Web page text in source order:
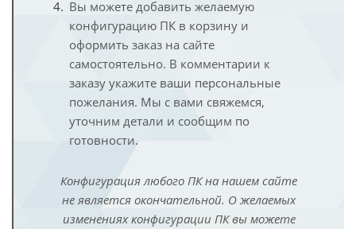
Вы можете добавить желаемую
конфигурацию ПК в корзину и
оформить заказ на сайте
самостоятельно. В комментарии к
заказу укажите ваши персональные
пожелания. Мы с вами свяжемся,
уточним детали и сообщим по
готовности.
Конфигурация любого ПК на нашем сайте
не является окончательной. О желаемых
изменениях конфигурации ПК вы можете